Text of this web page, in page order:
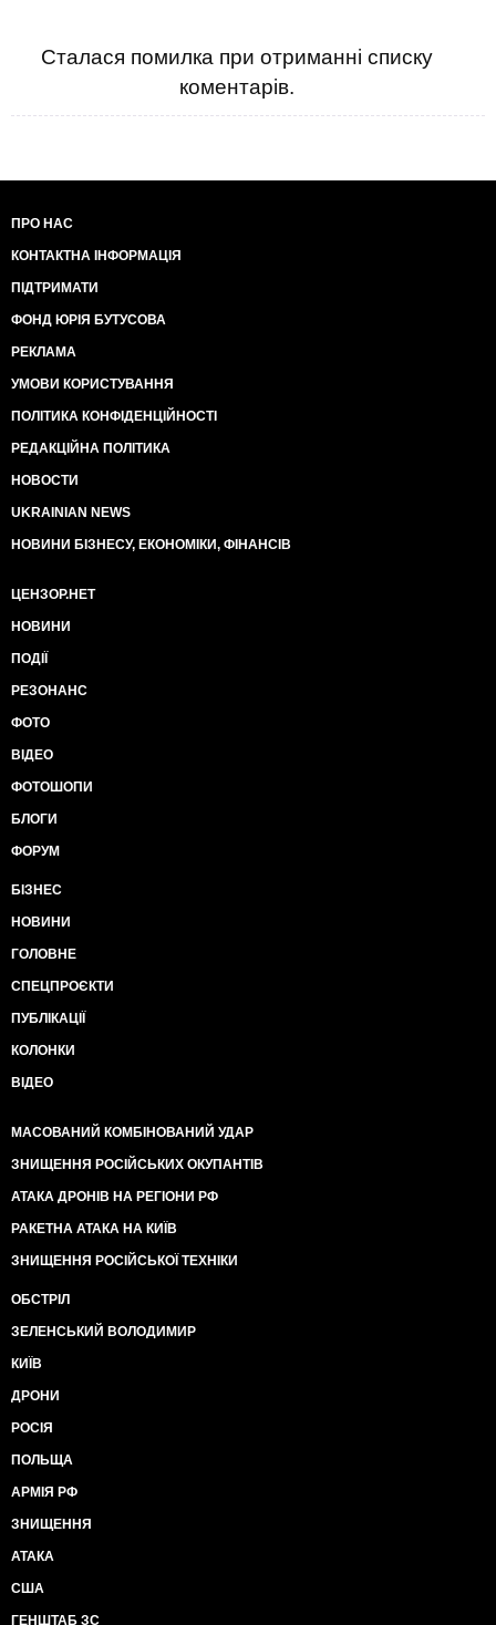
Сталася помилка при отриманні списку
коментарів.
ПРО НАС
КОНТАКТНА ІНФОРМАЦІЯ
ПІДТРИМАТИ
ФОНД ЮРІЯ БУТУСОВА
РЕКЛАМА
УМОВИ КОРИСТУВАННЯ
ПОЛІТИКА КОНФІДЕНЦІЙНОСТІ
РЕДАКЦІЙНА ПОЛІТИКА
НОВОСТИ
UKRAINIAN NEWS
НОВИНИ БІЗНЕСУ, ЕКОНОМІКИ, ФІНАНСІВ
ЦЕНЗОР.НЕТ
НОВИНИ
ПОДІЇ
РЕЗОНАНС
ФОТО
ВІДЕО
ФОТОШОПИ
БЛОГИ
ФОРУМ
БІЗНЕС
НОВИНИ
ГОЛОВНЕ
СПЕЦПРОЄКТИ
ПУБЛІКАЦІЇ
КОЛОНКИ
ВІДЕО
МАСОВАНИЙ КОМБІНОВАНИЙ УДАР
ЗНИЩЕННЯ РОСІЙСЬКИХ ОКУПАНТІВ
АТАКА ДРОНІВ НА РЕГІОНИ РФ
РАКЕТНА АТАКА НА КИЇВ
ЗНИЩЕННЯ РОСІЙСЬКОЇ ТЕХНІКИ
ОБСТРІЛ
ЗЕЛЕНСЬКИЙ ВОЛОДИМИР
КИЇВ
ДРОНИ
РОСІЯ
ПОЛЬЩА
АРМІЯ РФ
ЗНИЩЕННЯ
АТАКА
США
ГЕНШТАБ ЗС